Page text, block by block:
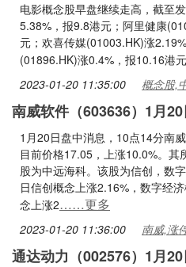
电影概念股早盘继续走高，截至
5.38%，报9.8港元；阿里健康
元；欢喜传媒(01003.HK)涨
(01896.HK)涨0.4%，报10.16港元
2023-01-20 11:35:00 概念股,
南威软件（603636）1月
1月20日盘中消息，10点14分南
目前价格17.05，上涨10.0%。
股为中远海科。该股为信创，数
日信创概念上涨2.16%，数字经
念上涨2……更多
2023-01-20 11:36:00 南威,涨
通达动力（002576）1月